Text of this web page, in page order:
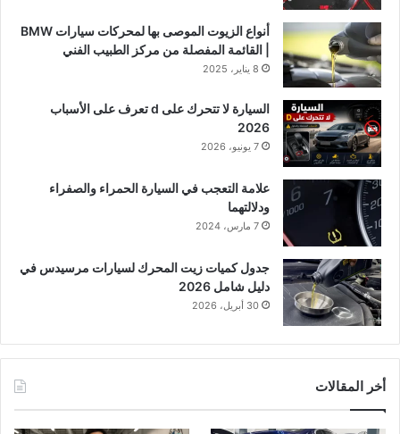
أنواع الزيوت الموصى بها لمحركات سيارات BMW
| القائمة المفصلة من مركز الطبيب الفني
8 يناير، 2025
السيارة لا تتحرك على d تعرف على الأسباب
2026
7 يونيو، 2026
علامة التعجب في السيارة الحمراء والصفراء
ودلالتهما
7 مارس، 2024
جدول كميات زيت المحرك لسيارات مرسيدس في
دليل شامل 2026
30 أبريل، 2026
أخر المقالات